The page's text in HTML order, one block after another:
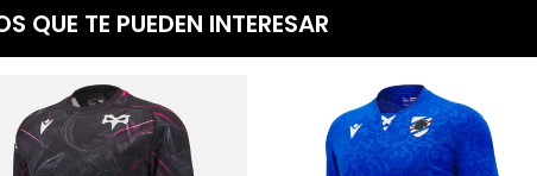
QUE TE PUEDEN INTERESAR